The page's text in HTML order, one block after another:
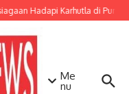
Hadapi Karhutla di
Me
nu